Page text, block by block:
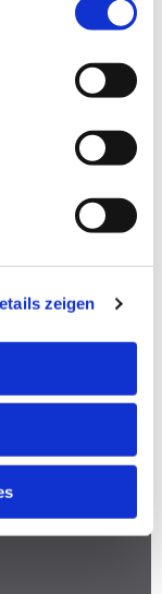
zeigen